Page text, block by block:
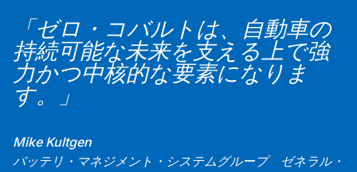
「ゼロ・コバルトは、自動車の
持続可能な未来を支える上で強
力かつ中核的な要素になりま
す。」
Mike Kultgen
バッテリ・マネジメント・システムグループ ゼネラル・